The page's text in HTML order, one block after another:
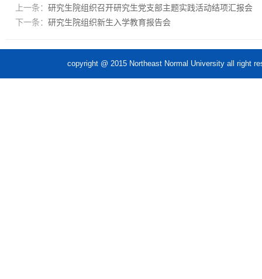
上一条： 研究生院组织召开研究生党支部主题实践活动结项汇报会
下一条： 研究生院组织新生入学教育报告会
copyright @ 2015 Northeast Normal University all